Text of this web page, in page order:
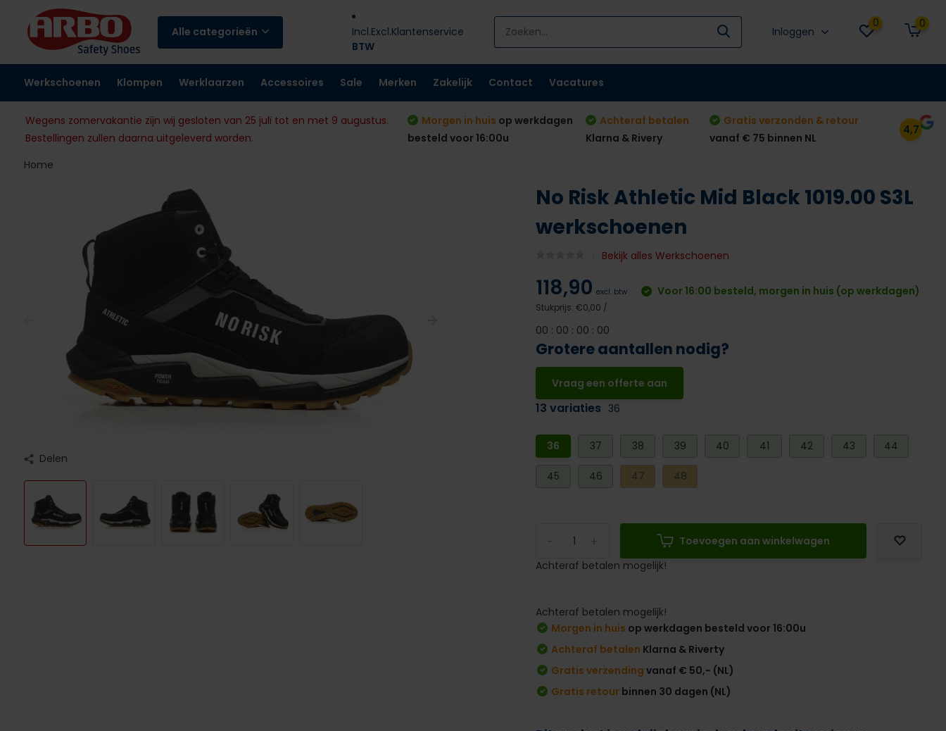
Alle categorieën Incl.Excl.
BTW
Klantenservice Inloggen
0 0
Werkschoenen Klompen Werklaarzen Accessoires Sale Merken Zakelijk Contact Vacatures
Wegens zomervakantie zijn wij gesloten van 25 juli tot en met 9 augustus.
Bestellingen zullen daarna uitgeleverd worden.
Morgen in huis op werkdagen
besteld voor 16:00u
Achteraf betalen
Klarna & Rivery
Gratis verzonden & retour
vanaf € 75 binnen NL
4,7
Home
Delen
No Risk Athletic Mid Black 1019.00 S3L
werkschoenen
Bekijk alles Werkschoenen
118,90 excl. btw Voor 16:00 besteld, morgen in huis (op werkdagen)
Stukprijs:€0,00 /
00 : 00 : 00 : 00
Grotere aantallen nodig?
Vraag een offerte aan
13 variaties 36
36 37 38 39 40 41 42 43 44
45 46 47 48
Toevoegen aan winkelwagen
Achteraf betalen mogelijk!
Achteraf betalen mogelijk!
Morgen in huis op werkdagen besteld voor 16:00u
Achteraf betalen Klarna & Riverty
Gratis verzending vanaf € 50,- (NL)
Gratis retour binnen 30 dagen (NL)